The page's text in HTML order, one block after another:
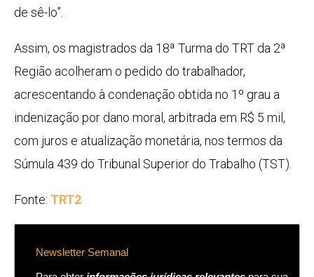
de sê-lo”.
Assim, os magistrados da 18ª Turma do TRT da 2ª
Região acolheram o pedido do trabalhador,
acrescentando à condenação obtida no 1º grau a
indenização por dano moral, arbitrada em R$ 5 mil,
com juros e atualização monetária, nos termos da
Súmula 439 do Tribunal Superior do Trabalho (TST).
Fonte: TRT2
Newsletter Semanal